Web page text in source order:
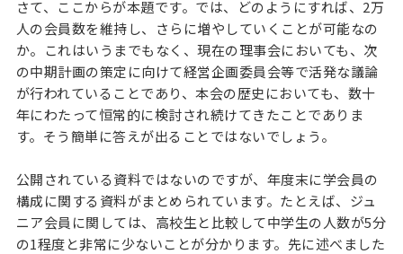
さて、ここからが本題です。では、どのようにすれば、2万
人の会員数を維持し、さらに増やしていくことが可能なの
か。これはいうまでもなく、現在の理事会においても、次
の中期計画の策定に向けて経営企画委員会等で活発な議論
が行われていることであり、本会の歴史においても、数十
年にわたって恒常的に検討され続けてきたことでありま
す。そう簡単に答えが出ることではないでしょう。
公開されている資料ではないのですが、年度末に学会員の
構成に関する資料がまとめられています。たとえば、ジュ
ニア会員に関しては、高校生と比較して中学生の人数が5分
の1程度と非常に少ないことが分かります。先に述べました